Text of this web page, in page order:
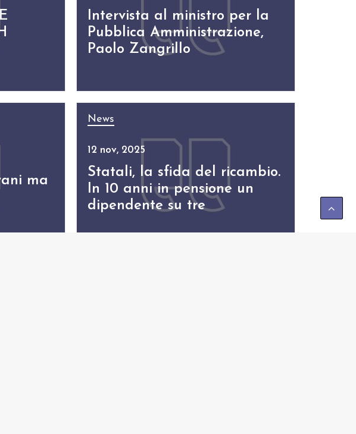
Intervista al ministro per la
Pubblica Amministrazione,
Paolo Zangrillo
ma
News
12 nov, 2025
Statali, la sfida del ricambio.
In 10 anni in pensione un
dipendente su tre